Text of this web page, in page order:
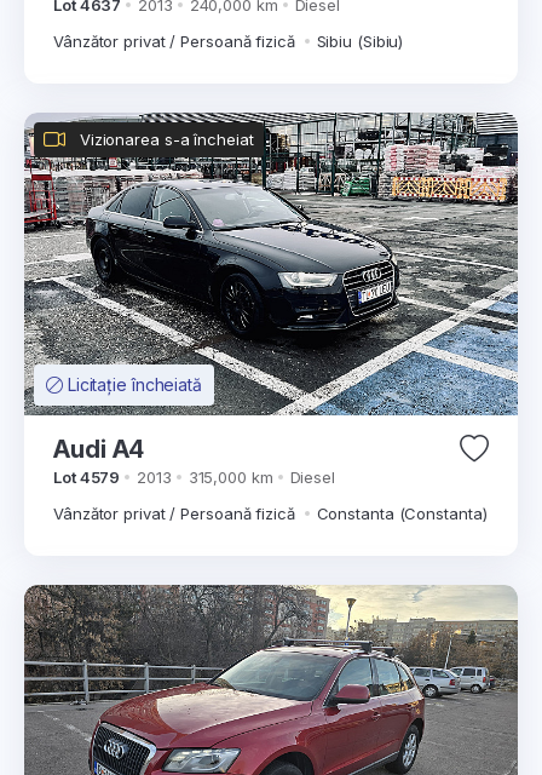
Lot 4637 2013 240,000 km
Diesel
Vânzător privat / Persoană fizică
Sibiu (Sibiu)
Licitație încheiată
Vizionarea s-a încheiat
Audi A4
Lot 4579 2013 315,000 km
Diesel
Vânzător privat / Persoană fizică
Constanta (Constanta)